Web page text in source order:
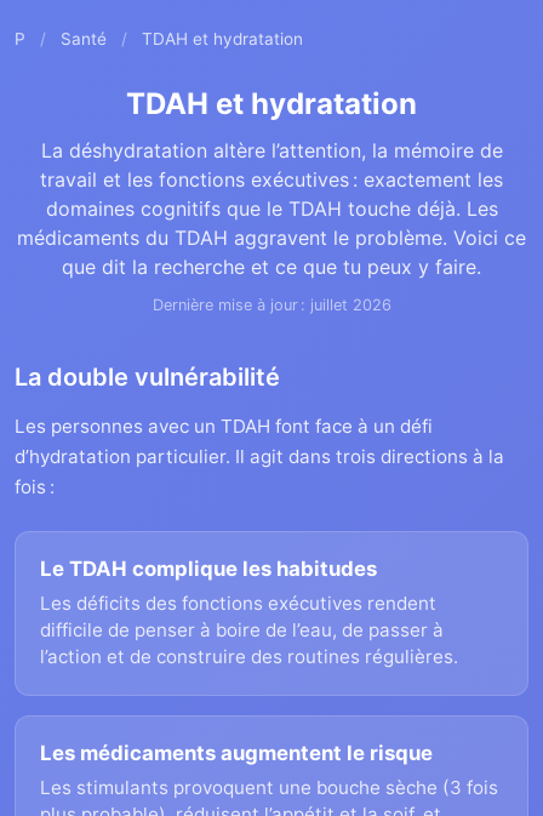
P / Santé / TDAH et hydratation
TDAH et hydratation
La déshydratation altère l’attention, la mémoire de
travail et les fonctions exécutives : exactement les
domaines cognitifs que le TDAH touche déjà. Les
médicaments du TDAH aggravent le problème. Voici ce
que dit la recherche et ce que tu peux y faire.
Dernière mise à jour : juillet 2026
La double vulnérabilité
Les personnes avec un TDAH font face à un défi
d’hydratation particulier. Il agit dans trois directions à la
fois :
Le TDAH complique les habitudes
Les déficits des fonctions exécutives rendent
difficile de penser à boire de l’eau, de passer à
l’action et de construire des routines régulières.
Les médicaments augmentent le risque
Les stimulants provoquent une bouche sèche (3 fois